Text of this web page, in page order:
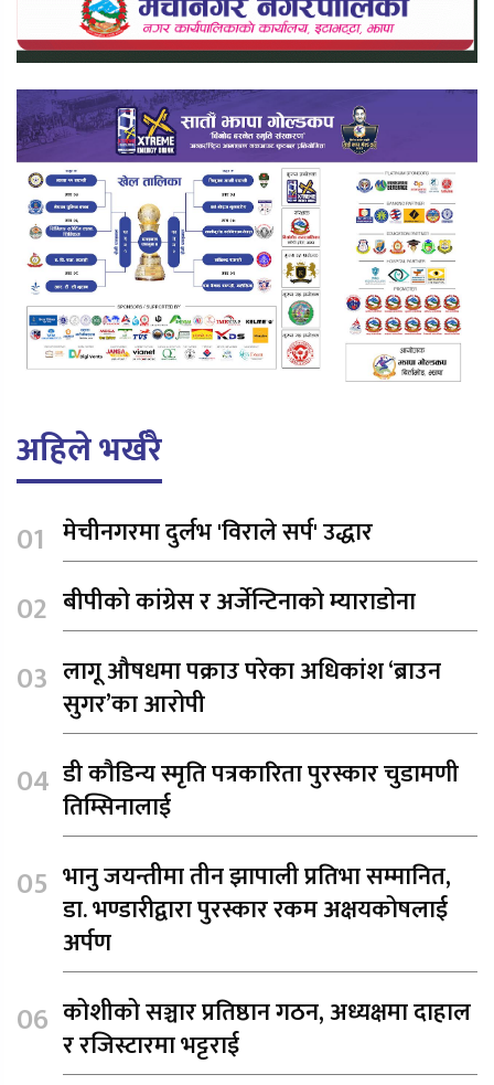
अहिले भर्खरै
मेचीनगरमा दुर्लभ 'विराले सर्प' उद्धार
बीपीको कांग्रेस र अर्जेन्टिनाको म्याराडोना
लागू औषधमा पक्राउ परेका अधिकांश ‘ब्राउन
सुगर’का आरोपी
डी कौडिन्य स्मृति पत्रकारिता पुरस्कार चुडामणी
तिम्सिनालाई
भानु जयन्तीमा तीन झापाली प्रतिभा सम्मानित,
डा. भण्डारीद्वारा पुरस्कार रकम अक्षयकोषलाई
अर्पण
कोशीको सञ्चार प्रतिष्ठान गठन, अध्यक्षमा दाहाल
र रजिस्टारमा भट्टराई